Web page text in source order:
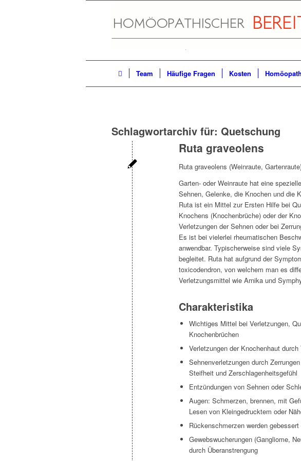
Team Häufige Fragen Kosten
Schlagwortarchiv für: Quetschung
Ruta graveolens
Ruta graveolens (Weinraute,
Garten- oder Weinraute hat eine
Sehnen, Gelenke, die Knochen und die
Ruta ist ein Mittel zur Ersten Hilfe bei
Knochens (Knochenbrüche) oder der
Verletzungen der Sehnen oder bei
Es ist bei vielerlei rheumatischen
anwendbar. Typischerweise sind viele
begleitet. Ruta hat aufgrund der
toxicodendron, von welchem man es
Verletzungsmittel wie Arnika und
Charakteristika
Wichtiges Mittel bei Verletzungen,
Knochenbrüchen
Verletzungen der Knochenhaut
Sehnenverletzungen durch
Steifheit und Zerschlagenheitsgefühl
Entzündungen von Sehnen oder
Augen: Schmerzen, brennen, mit
Lesen von Kleingedrucktem oder
Rückenschmerzen werden
Gewebswucherungen (Gangliome,
durch Überanstrengung